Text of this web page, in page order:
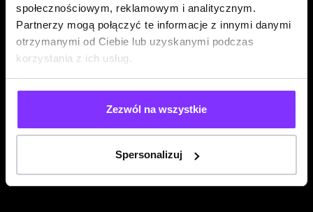
społecznościowym, reklamowym i analitycznym.
Partnerzy mogą połączyć te informacje z innymi danymi
otrzymanymi od Ciebie lub uzyskanymi podczas
korzystania z ich usług.
Zezwól na wszystkie
Spersonalizuj